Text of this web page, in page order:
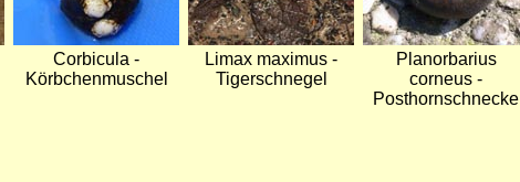
Corbicula -
Körbchenmuschel
Limax maximus -
Tigerschnegel
Planorbarius
corneus -
Posthornschnecke